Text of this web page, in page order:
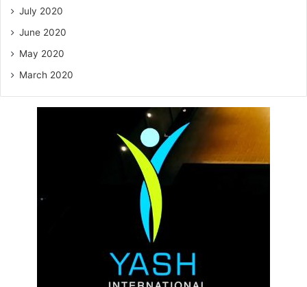
July 2020
June 2020
May 2020
March 2020